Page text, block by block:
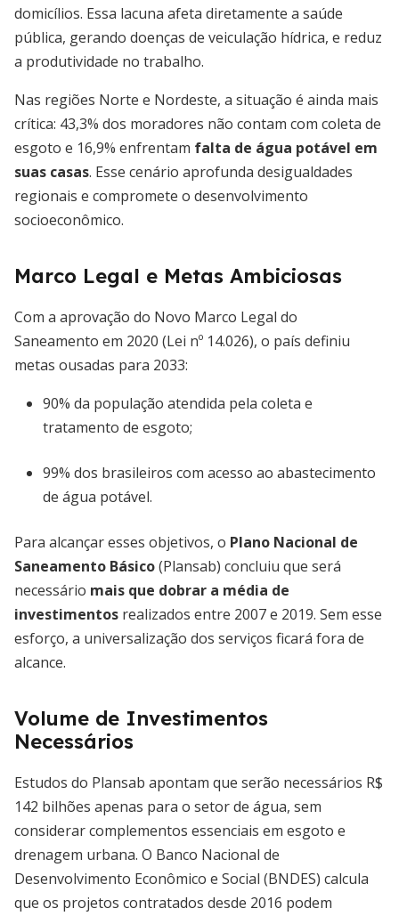
domicílios. Essa lacuna afeta diretamente a saúde
pública, gerando doenças de veiculação hídrica, e reduz
a produtividade no trabalho.
Nas regiões Norte e Nordeste, a situação é ainda mais
crítica: 43,3% dos moradores não contam com coleta de
esgoto e 16,9% enfrentam falta de água potável em
suas casas. Esse cenário aprofunda desigualdades
regionais e compromete o desenvolvimento
socioeconômico.
Marco Legal e Metas Ambiciosas
Com a aprovação do Novo Marco Legal do
Saneamento em 2020 (Lei nº 14.026), o país definiu
metas ousadas para 2033:
90% da população atendida pela coleta e
tratamento de esgoto;
99% dos brasileiros com acesso ao abastecimento
de água potável.
Para alcançar esses objetivos, o Plano Nacional de
Saneamento Básico(Plansab) concluiu que será
necessário mais que dobrar a média de
investimentos realizados entre 2007 e 2019. Sem esse
esforço, a universalização dos serviços ficará fora de
alcance.
Volume de Investimentos
Necessários
Estudos do Plansab apontam que serão necessários R$
142 bilhões apenas para o setor de água, sem
considerar complementos essenciais em esgoto e
drenagem urbana. O Banco Nacional de
Desenvolvimento Econômico e Social (BNDES) calcula
que os projetos contratados desde 2016 podem